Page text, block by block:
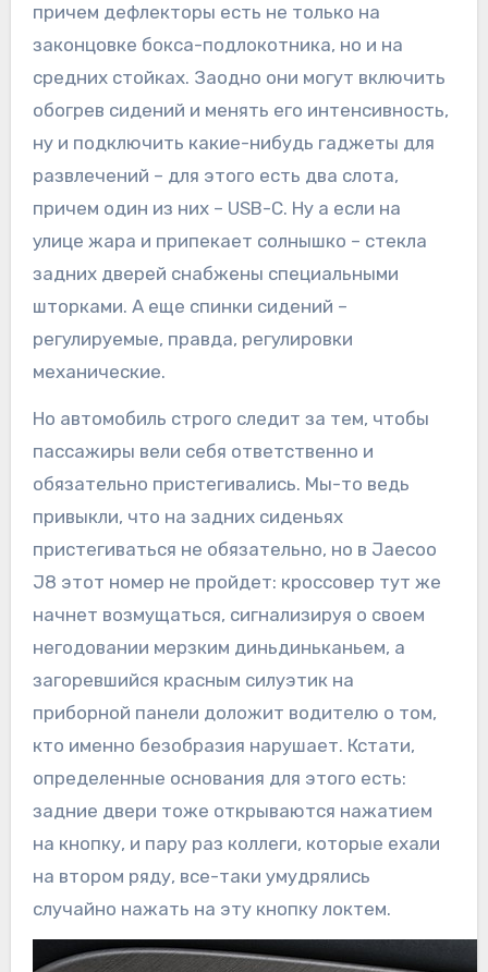
причем дефлекторы есть не только на
законцовке бокса-подлокотника, но и на
средних стойках. Заодно они могут включить
обогрев сидений и менять его интенсивность,
ну и подключить какие-нибудь гаджеты для
развлечений – для этого есть два слота,
причем один из них – USB-C. Ну а если на
улице жара и припекает солнышко – стекла
задних дверей снабжены специальными
шторками. А еще спинки сидений –
регулируемые, правда, регулировки
механические.
Но автомобиль строго следит за тем, чтобы
пассажиры вели себя ответственно и
обязательно пристегивались. Мы-то ведь
привыкли, что на задних сиденьях
пристегиваться не обязательно, но в Jaecoo
J8 этот номер не пройдет: кроссовер тут же
начнет возмущаться, сигнализируя о своем
негодовании мерзким диньдиньканьем, а
загоревшийся красным силуэтик на
приборной панели доложит водителю о том,
кто именно безобразия нарушает. Кстати,
определенные основания для этого есть:
задние двери тоже открываются нажатием
на кнопку, и пару раз коллеги, которые ехали
на втором ряду, все-таки умудрялись
случайно нажать на эту кнопку локтем.